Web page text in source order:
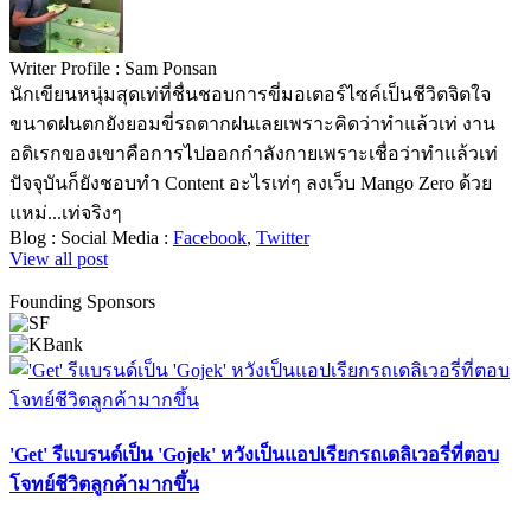
Writer Profile : Sam Ponsan
นักเขียนหนุ่มสุดเท่ที่ชื่นชอบการขี่มอเตอร์ไซค์เป็นชีวิตจิตใจ
ขนาดฝนตกยังยอมขี่รถตากฝนเลยเพราะคิดว่าทำแล้วเท่ งาน
อดิเรกของเขาคือการไปออกกำลังกายเพราะเชื่อว่าทำแล้วเท่
ปัจจุบันก็ยังชอบทำ Content อะไรเท่ๆ ลงเว็บ Mango Zero ด้วย
แหม่...เท่จริงๆ
Blog : Social Media : Facebook, Twitter
View all post
Founding Sponsors
'Get' รีแบรนด์เป็น 'Gojek' หวังเป็นแอปเรียกรถเดลิเวอรี่ที่ตอบ
โจทย์ชีวิตลูกค้ามากขึ้น